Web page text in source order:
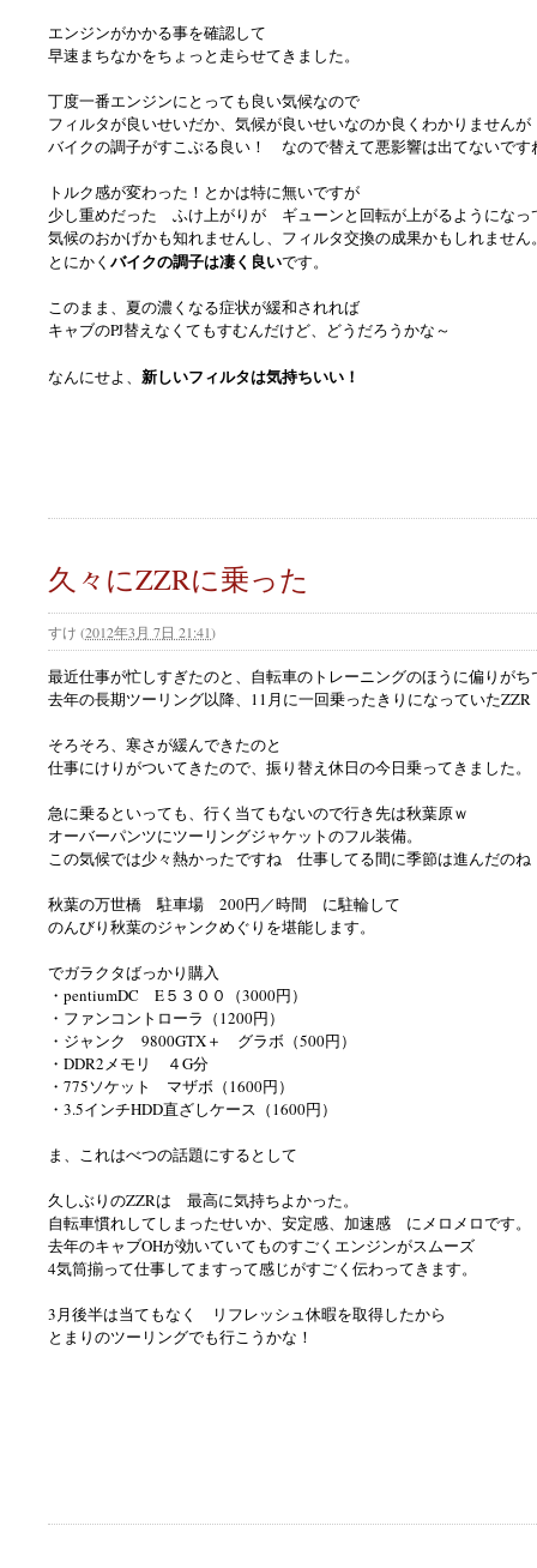
エンジンがかかる事を確認して
早速まちなかをちょっと走らせてきました。
丁度一番エンジンにとっても良い気候なので
フィルタが良いせいだか、気候が良いせいなのか良くわかりませんが
バイクの調子がすこぶる良い！ なので替えて悪影響は出てないです
トルク感が変わった！とかは特に無いですが
少し重めだった ふけ上がりが ギューンと回転が上がるようになっ
気候のおかげかも知れませんし、フィルタ交換の成果かもしれません
とにかく バイクの調子は凄く良いです。
このまま、夏の濃くなる症状が緩和されれば
キャブのPJ替えなくてもすむんだけど、どうだろうかな～
なんにせよ、 新しいフィルタは気持ちいい！
久々にZZRに乗った
すけ (2012年3月 7日 21:41)
最近仕事が忙しすぎたのと、自転車のトレーニングのほうに偏りがち
去年の長期ツーリング以降、11月に一回乗ったきりになっていたZZR
そろそろ、寒さが緩んできたのと
仕事にけりがついてきたので、振り替え休日の今日乗ってきました。
急に乗るといっても、行く当てもないので行き先は秋葉原ｗ
オーバーパンツにツーリングジャケットのフル装備。
この気候では少々熱かったですね 仕事してる間に季節は進んだの
秋葉の万世橋 駐車場 200円／時間 に駐輪して
のんびり秋葉のジャンクめぐりを堪能します。
でガラクタばっかり購入
・pentiumDC E５３００（3000円）
・ファンコントローラ（1200円）
・ジャンク 9800GTX＋ グラボ（500円）
・DDR2メモリ ４G分
・775ソケット マザボ（1600円）
・3.5インチHDD直ざしケース（1600円）
ま、これはべつの話題にするとして
久しぶりのZZRは 最高に気持ちよかった。
自転車慣れしてしまったせいか、安定感、加速感 にメロメロです。
去年のキャブOHが効いていてものすごくエンジンがスムーズ
4気筒揃って仕事してますって感じがすごく伝わってきます。
3月後半は当てもなく リフレッシュ休暇を取得したから
とまりのツーリングでも行こうかな！